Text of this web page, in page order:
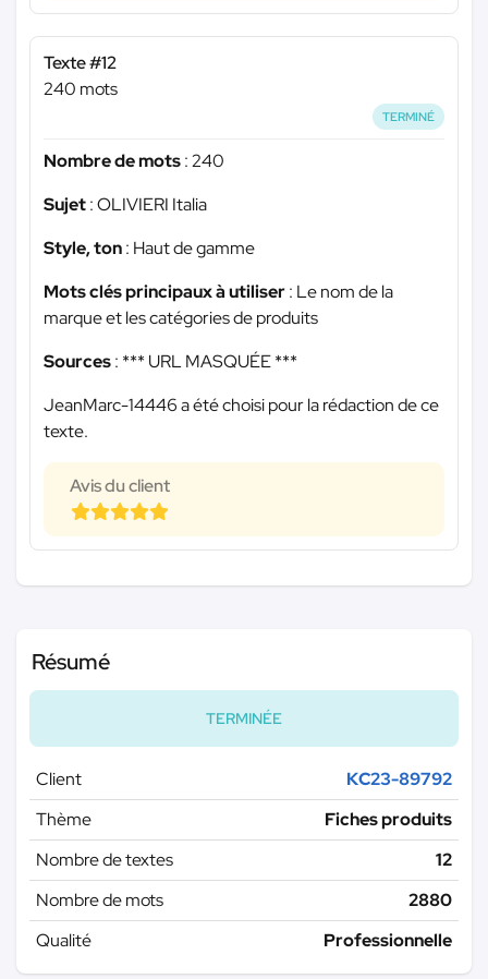
Texte #12
240 mots
TERMINÉ
Nombre de mots: 240
Sujet: OLIVIERI Italia
Style, ton: Haut de gamme
Mots clés principaux à utiliser: Le nom de la
marque et les catégories de produits
Sources: *** URL MASQUÉE ***
JeanMarc-14446 a été choisi pour la rédaction de ce
texte.
Avis du client
Résumé
TERMINÉE
Client
KC23-89792
Thème
Fiches produits
Nombre de textes
12
Nombre de mots
2880
Qualité
Professionnelle